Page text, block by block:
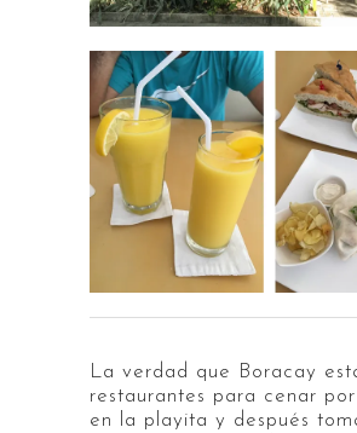
La verdad que Boracay
restaurantes para cenar
en la playita y después